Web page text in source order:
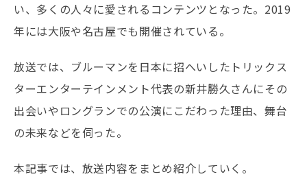
い、多くの人々に愛されるコンテンツとなった。2019
年には大阪や名古屋でも開催されている。
放送では、ブルーマンを日本に招へいしたトリックス
ターエンターテインメント代表の新井勝久さんにその
出会いやロングランでの公演にこだわった理由、舞台
の未来などを伺った。
本記事では、放送内容をまとめ紹介していく。